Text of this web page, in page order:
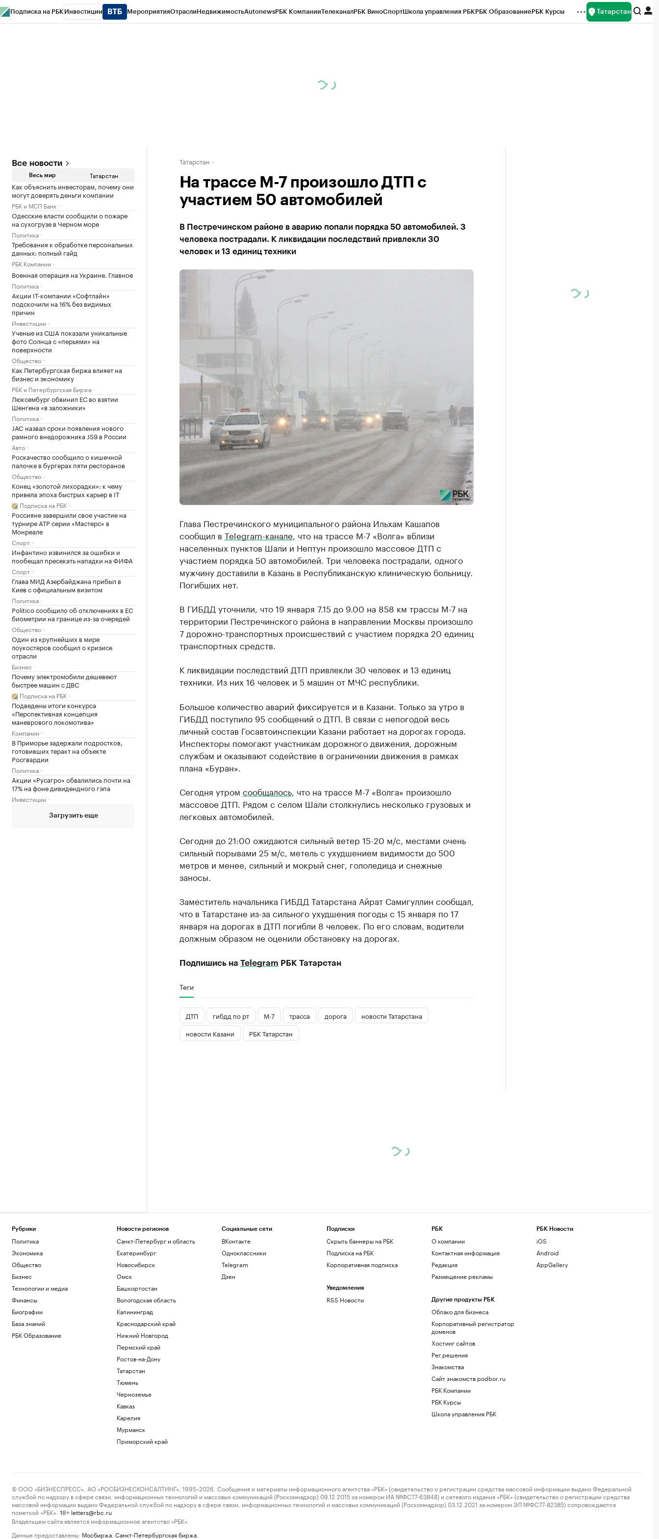
Подписка на РБК Инвестиции МероприятияОтраслиНедвижимостьAutonewsРБК КомпанииТелеканалРБК ВиноСпортШкола управления РБКРБК ОбразованиеРБК Курсы Татарстан
Все новости
Весь мир Татарстан
Как объяснить инвесторам, почему они
могут доверять деньги компании
РБК и МСП Банк
Одесские власти сообщили о пожаре
на сухогрузе в Черном море
Политика
Требования к обработке персональных
данных: полный гайд
РБК Компании
Военная операция на Украине. Главное
Политика
Акции IT-компании «Софтлайн»
подскочили на 16% без видимых
причин
Инвестиции
Ученые из США показали уникальные
фото Солнца с «перьями» на
поверхности
Общество
Как Петербургская биржа влияет на
бизнес и экономику
РБК и Петербургская Биржа
Люксембург обвинил ЕС во взятии
Шенгена «в заложники»
Политика
JAC назвал сроки появления нового
рамного внедорожника JS9 в России
Авто
Роскачество сообщило о кишечной
палочке в бургерах пяти ресторанов
Общество
Конец «золотой лихорадки»: к чему
привела эпоха быстрых карьер в IT
Подписка на РБК
Россияне завершили свое участие на
турнире ATP серии «Мастерс» в
Монреале
Спорт
Инфантино извинился за ошибки и
пообещал пресекать нападки на ФИФА
Спорт
Глава МИД Азербайджана прибыл в
Киев с официальным визитом
Политика
Politico сообщило об отключениях в ЕС
биометрии на границе из-за очередей
Общество
Один из крупнейших в мире
лоукостеров сообщил о кризисе
отрасли
Бизнес
Почему электромобили дешевеют
быстрее машин с ДВС
Подписка на РБК
Подведены итоги конкурса
«Перспективная концепция
маневрового локомотива»
Компании
В Приморье задержали подростков,
готовивших теракт на объекте
Росгвардии
Политика
Акции «Русагро» обвалились почти на
17% на фоне дивидендного гэпа
Инвестиции
Загрузить еще
Татарстан
На трассе М-7 произошло ДТП с
участием 50 автомобилей
В Пестречинском районе в аварию попали порядка 50 автомобилей. 3
человека пострадали. К ликвидации последствий привлекли 30
человек и 13 единиц техники
Глава Пестречинского муниципального района Ильхам Кашапов
сообщил в Telegram-канале , что на трассе М-7 «Волга» вблизи
населенных пунктов Шали и Нептун произошло массовое ДТП с
участием порядка 50 автомобилей. Три человека пострадали, одного
мужчину доставили в Казань в Республиканскую клиническую больницу.
Погибших нет.
В ГИБДД уточнили, что 19 января 7.15 до 9.00 на 858 км трассы М-7 на
территории Пестречинского района в направлении Москвы произошло
7 дорожно-транспортных происшествий с участием порядка 20 единиц
транспортных средств.
К ликвидации последствий ДТП привлекли 30 человек и 13 единиц
техники. Из них 16 человек и 5 машин от МЧС республики.
Большое количество аварий фиксируется и в Казани. Только за утро в
ГИБДД поступило 95 сообщений о ДТП. В связи с непогодой весь
личный состав Госавтоинспекции Казани работает на дорогах города.
Инспекторы помогают участникам дорожного движения, дорожным
службам и оказывают содействие в ограничении движения в рамках
плана «Буран».
Сегодня утром сообщалось, что на трассе М-7 «Волга» произошло
массовое ДТП. Рядом с селом Шали столкнулись несколько грузовых и
легковых автомобилей.
Сегодня до 21:00 ожидаются сильный ветер 15-20 м/с, местами очень
сильный порывами 25 м/с, метель с ухудшением видимости до 500
метров и менее, сильный и мокрый снег, гололедица и снежные
заносы.
Заместитель начальника ГИБДД Татарстана Айрат Самигуллин сообщал,
что в Татарстане из-за сильного ухудшения погоды с 15 января по 17
января на дорогах в ДТП погибли 8 человек. По его словам, водители
должным образом не оценили обстановку на дорогах.
Подпишись на Telegram РБК Татарстан
Теги
ДТП гибдд по рт М-7 трасса дорога
новости Татарстана
новости Казани
РБК Татарстан
Рубрики
Политика
Экономика
Общество
Бизнес
Технологии и медиа
Финансы
Биографии
База знаний
РБК Образование
Новости регионов
Санкт-Петербург и область
Екатеринбург
Новосибирск
Омск
Башкортостан
Вологодская область
Калининград
Краснодарский край
Нижний Новгород
Пермский край
Ростов-на-Дону
Татарстан
Тюмень
Черноземье
Кавказ
Карелия
Мурманск
Приморский край
Социальные сети
ВКонтакте
Одноклассники
Telegram
Дзен
Подписки
Скрыть баннеры на РБК
Подписка на РБК
Корпоративная подписка
Уведомления
RSS Новости
РБК
О компании
Контактная информация
Редакция
Размещение рекламы
Другие продукты РБК
Облако для бизнеса
Корпоративный регистратор
доменов
Хостинг сайтов
Рег.решения
Знакомства
Сайт знакомств podbor.ru
РБК Компании
РБК Курсы
Школа управления РБК
РБК Новости
iOS
Android
AppGallery
© ООО «БИЗНЕСПРЕСС», АО «РОСБИЗНЕСКОНСАЛТИНГ», 1995–2026. Сообщения и материалы информационного агентства «РБК» (свидетельство о регистрации средства массовой информации выдано Федеральной
службой по надзору в сфере связи, информационных технологий и массовых коммуникаций (Роскомнадзор) 09.12.2015 за номером ИА №ФС77-63848) и сетевого издания «РБК» (свидетельство о регистрации средства
массовой информации выдано Федеральной службой по надзору в сфере связи, информационных технологий и массовых коммуникаций (Роскомнадзор) 03.12.2021 за номером ЭЛ №ФС77-82385) сопровождаются
пометкой «РБК».
18+ letters@rbc.ru
Владельцем сайта является информационное агентство «РБК».
Данные предоставлены: Мосбиржа Санкт-Петербургская биржа